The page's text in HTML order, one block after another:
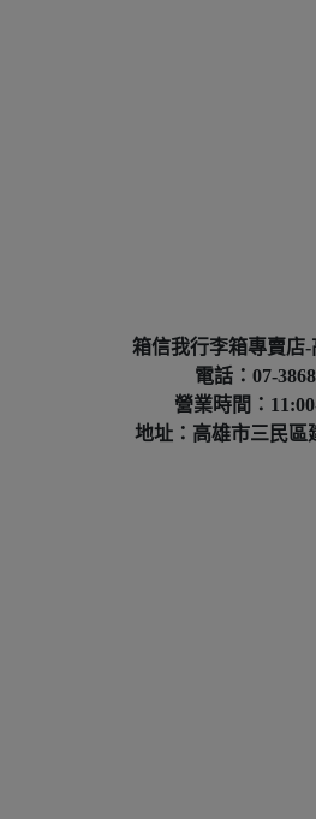
箱信我行李箱專賣店
電話：07-
營業時間：
地址：高雄市三民區